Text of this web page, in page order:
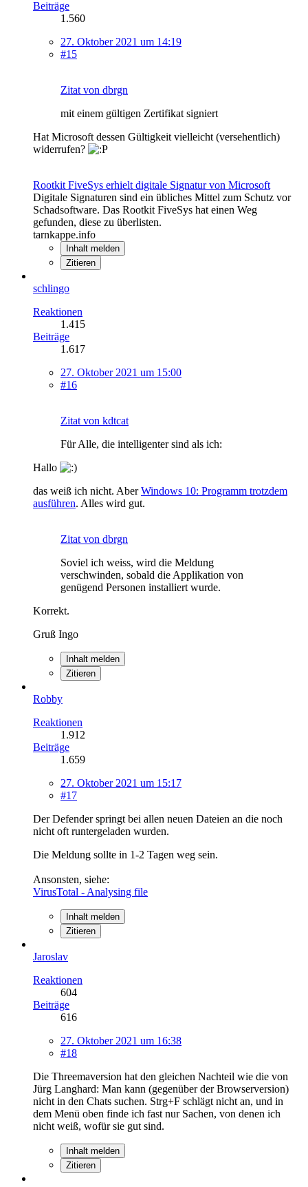
Beiträge
1.560
27. Oktober 2021 um 14:19
#15
Zitat von dbrgn
mit einem gültigen Zertifikat signiert
Hat Microsoft dessen Gültigkeit vielleicht (versehentlich)
widerrufen?
Rootkit FiveSys erhielt digitale Signatur von Microsoft
Digitale Signaturen sind ein übliches Mittel zum Schutz vor
Schadsoftware. Das Rootkit FiveSys hat einen Weg
gefunden, diese zu überlisten.
tarnkappe.info
Inhalt melden
Zitieren
schlingo
Reaktionen
1.415
Beiträge
1.617
27. Oktober 2021 um 15:00
#16
Zitat von kdtcat
Für Alle, die intelligenter sind als ich:
Hallo
das weiß ich nicht. AberWindows 10: Programm trotzdem
ausführen. Alles wird gut.
Zitat von dbrgn
Soviel ich weiss, wird die Meldung
verschwinden, sobald die Applikation von
genügend Personen installiert wurde.
Korrekt.
Gruß Ingo
Inhalt melden
Zitieren
Robby
Reaktionen
1.912
Beiträge
1.659
27. Oktober 2021 um 15:17
#17
Der Defender springt bei allen neuen Dateien an die noch
nicht oft runtergeladen wurden.
Die Meldung sollte in 1-2 Tagen weg sein.
Ansonsten, siehe:
VirusTotal - Analysing file
Inhalt melden
Zitieren
Jaroslav
Reaktionen
604
Beiträge
616
27. Oktober 2021 um 16:38
#18
Die Threemaversion hat den gleichen Nachteil wie die von
Jürg Langhard: Man kann (gegenüber der Browserversion)
nicht in den Chats suchen. Strg+F schlägt nicht an, und in
dem Menü oben finde ich fast nur Sachen, von denen ich
nicht weiß, wofür sie gut sind.
Inhalt melden
Zitieren